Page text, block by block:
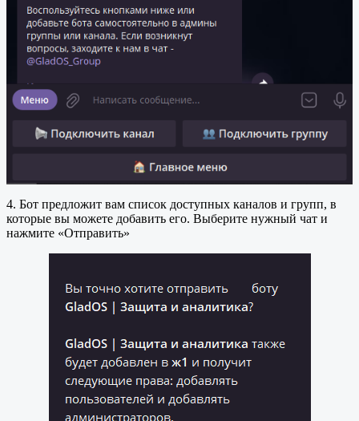
4. Бот предложит вам список доступных каналов и групп, в
которые вы можете добавить его. Выберите нужный чат и
нажмите «Отправить»